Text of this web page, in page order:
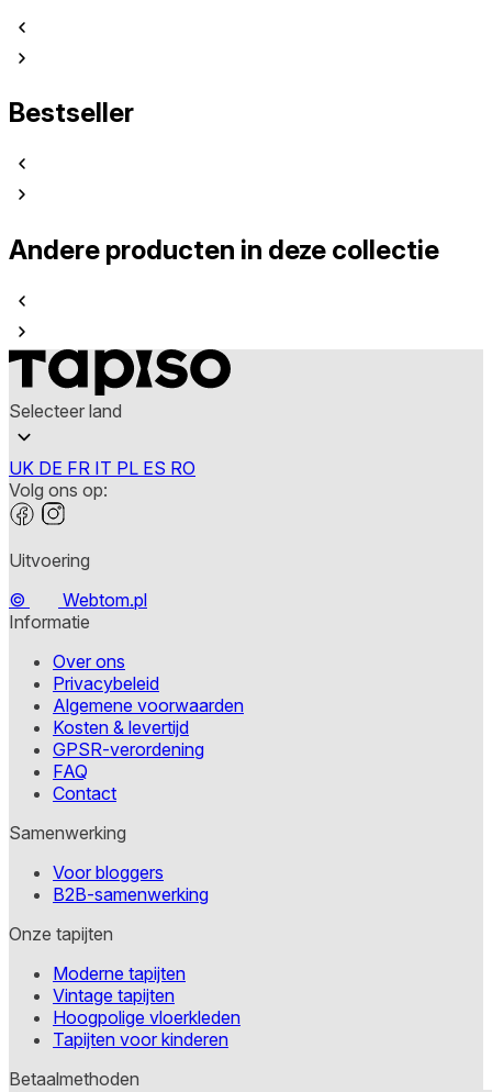
Bestseller
Andere producten in deze collectie
Selecteer land
UK DE FR IT PL ES RO
Volg ons op:
Uitvoering
©
Webtom.pl
Informatie
Over ons
Privacybeleid
Algemene voorwaarden
Kosten & levertijd
GPSR-verordening
FAQ
Contact
Samenwerking
Voor bloggers
B2B-samenwerking
Onze tapijten
Moderne tapijten
Vintage tapijten
Hoogpolige vloerkleden
Tapijten voor kinderen
Betaalmethoden